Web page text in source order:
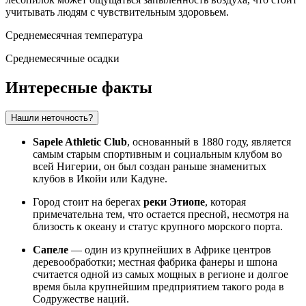
учитывать людям с чувствительным здоровьем.
Среднемесячная температура
Среднемесячные осадки
Интересные факты
Нашли неточность?
Sapele Athletic Club, основанный в 1880 году, является
самым старым спортивным и социальным клубом во
всей Нигерии, он был создан раньше знаменитых
клубов в Икойи или Кадуне.
Город стоит на берегах реки Этиопе, которая
примечательна тем, что остается пресной, несмотря на
близость к океану и статус крупного морского порта.
Сапеле — один из крупнейших в Африке центров
деревообработки; местная фабрика фанеры и шпона
считается одной из самых мощных в регионе и долгое
время была крупнейшим предприятием такого рода в
Содружестве наций.